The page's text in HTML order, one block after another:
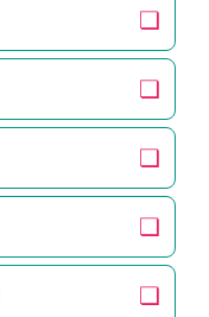
❏
❏
❏
❏
❏